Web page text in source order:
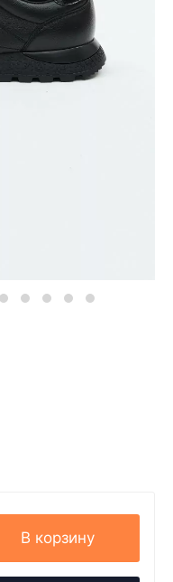
В корзину